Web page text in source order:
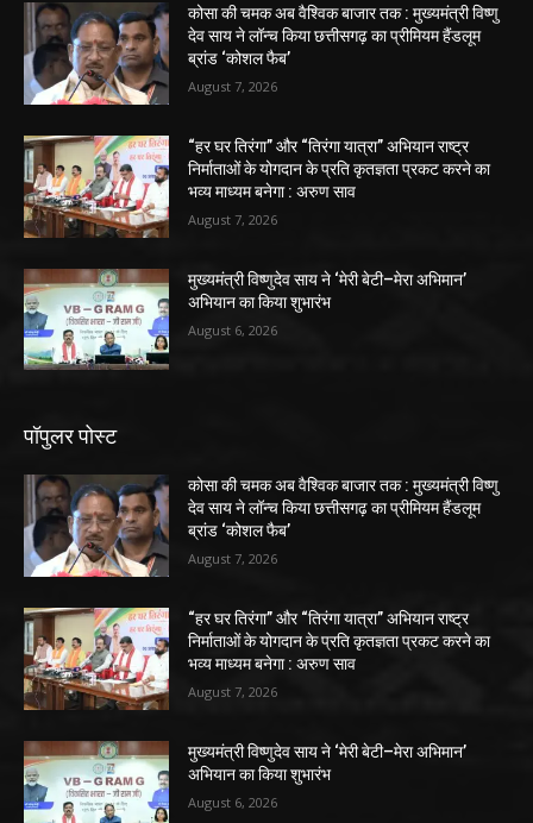
कोसा की चमक अब वैश्विक बाजार तक : मुख्यमंत्री विष्णु
देव साय ने लॉन्च किया छत्तीसगढ़ का प्रीमियम हैंडलूम
ब्रांड ‘कोशल फैब’
August 7, 2026
“हर घर तिरंगा” और “तिरंगा यात्रा” अभियान राष्ट्र
निर्माताओं के योगदान के प्रति कृतज्ञता प्रकट करने का
भव्य माध्यम बनेगा : अरुण साव
August 7, 2026
मुख्यमंत्री विष्णुदेव साय ने ‘मेरी बेटी–मेरा अभिमान’
अभियान का किया शुभारंभ
August 6, 2026
पॉपुलर पोस्ट
कोसा की चमक अब वैश्विक बाजार तक : मुख्यमंत्री विष्णु
देव साय ने लॉन्च किया छत्तीसगढ़ का प्रीमियम हैंडलूम
ब्रांड ‘कोशल फैब’
August 7, 2026
“हर घर तिरंगा” और “तिरंगा यात्रा” अभियान राष्ट्र
निर्माताओं के योगदान के प्रति कृतज्ञता प्रकट करने का
भव्य माध्यम बनेगा : अरुण साव
August 7, 2026
मुख्यमंत्री विष्णुदेव साय ने ‘मेरी बेटी–मेरा अभिमान’
अभियान का किया शुभारंभ
August 6, 2026